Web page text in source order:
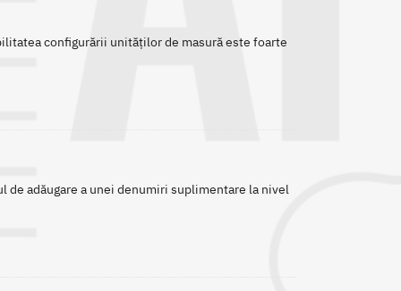
configurării unităților de masură este foarte
de adăugare a unei denumiri suplimentare la nivel